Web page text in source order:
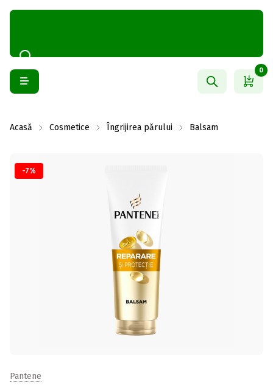
0
Acasă Cosmetice Îngrijirea părului Balsam
-7%
Pantene